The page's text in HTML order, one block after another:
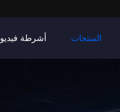
المنتجات أشرطة فيديو